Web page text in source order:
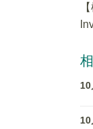
10
10